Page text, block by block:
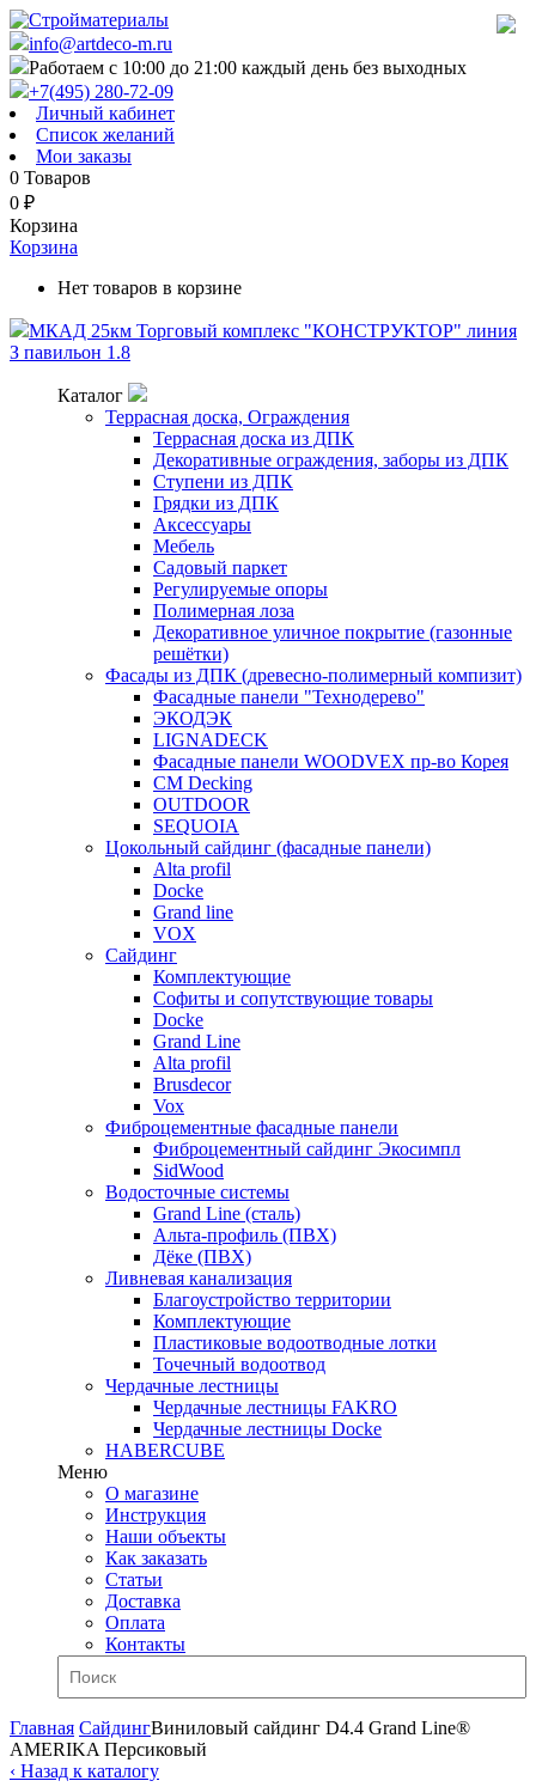
info@artdeco-m.ru
Работаем с 10:00 до 21:00 каждый день без выходных
+7(495) 280-72-09
Личный кабинет
Список желаний
Мои заказы
0 Товаров
0 ₽
Корзина
Корзина
Нет товаров в корзине
МКАД 25км Торговый комплекс "КОНСТРУКТОР" линия
З павильон 1.8
Каталог
Террасная доска, Ограждения
Террасная доска из ДПК
Декоративные ограждения, заборы из ДПК
Ступени из ДПК
Грядки из ДПК
Аксессуары
Мебель
Садовый паркет
Регулируемые опоры
Полимерная лоза
Декоративное уличное покрытие (газонные
решётки)
Фасады из ДПК (древесно-полимерный компизит)
Фасадные панели "Технодерево"
ЭКОДЭК
LIGNADECK
Фасадные панели WOODVEX пр-во Корея
CM Decking
OUTDOOR
SEQUOIA
Цокольный сайдинг (фасадные панели)
Alta profil
Docke
Grand line
VOX
Сайдинг
Комплектующие
Софиты и сопутствующие товары
Docke
Grand Line
Alta profil
Brusdecor
Vox
Фиброцементные фасадные панели
Фиброцементный сайдинг Экосимпл
SidWood
Водосточные системы
Grand Line (сталь)
Альта-профиль (ПВХ)
Дёке (ПВХ)
Ливневая канализация
Благоустройство территории
Комплектующие
Пластиковые водоотводные лотки
Точечный водоотвод
Чердачные лестницы
Чердачные лестницы FAKRO
Чердачные лестницы Docke
HABERCUBE
Меню
О магазине
Инструкция
Наши объекты
Как заказать
Статьи
Доставка
Оплата
Контакты
Главная СайдингВиниловый сайдинг D4.4 Grand Line®
AMERIKA Персиковый
‹ Назад к каталогу